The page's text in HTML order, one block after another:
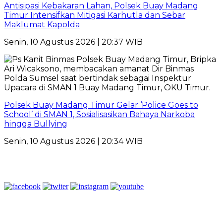
Antisipasi Kebakaran Lahan, Polsek Buay Madang
Timur Intensifkan Mitigasi Karhutla dan Sebar
Maklumat Kapolda
Senin, 10 Agustus 2026 | 20:37 WIB
Polsek Buay Madang Timur Gelar ‘Police Goes to
School’ di SMAN 1, Sosialisasikan Bahaya Narkoba
hingga Bullying
Senin, 10 Agustus 2026 | 20:34 WIB